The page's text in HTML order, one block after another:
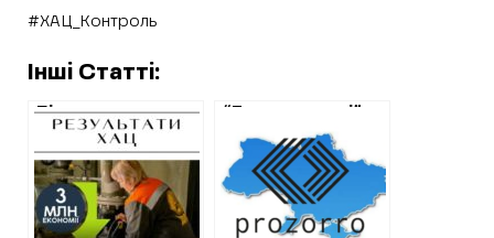
#ХАЦ_Контроль
Інші Статті:
Після звернення
ХАЦ
“Тепломережі”
зменшили
вартість
ремонтних робіт
“Тепломережі”
відреагували на
публікацію ХАЦ та
розірвали
договір з фірмою
обвинуваченого у